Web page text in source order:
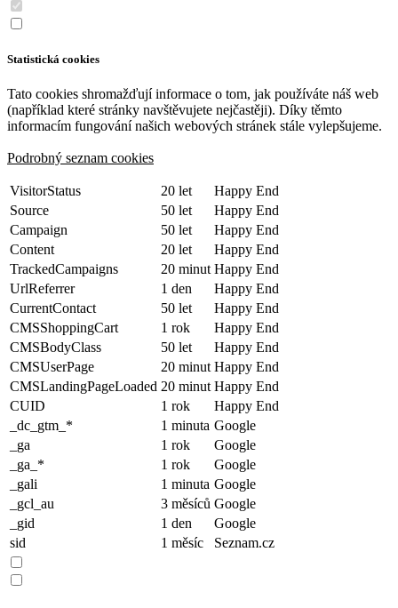
Statistická cookies
Tato cookies shromažďují informace o tom, jak používáte náš web
(například které stránky navštěvujete nejčastěji). Díky těmto
informacím fungování našich webových stránek stále vylepšujeme.
Podrobný seznam cookies
VisitorStatus 20 let
Happy End
Source
50 let
Happy End
Campaign
50 let
Happy End
Content
20 let
Happy End
TrackedCampaigns
20 minut Happy End
UrlReferrer
1 den
Happy End
CurrentContact
50 let
Happy End
CMSShoppingCart
1 rok
Happy End
CMSBodyClass
50 let
Happy End
CMSUserPage
20 minut Happy End
CMSLandingPageLoaded 20 minut Happy End
CUID
1 rok
Happy End
_dc_gtm_*
1 minuta Google
_ga
1 rok
Google
_ga_*
1 rok
Google
_gali
1 minuta Google
_gcl_au
3 měsíců Google
_gid
1 den
Google
sid
1 měsíc Seznam.cz